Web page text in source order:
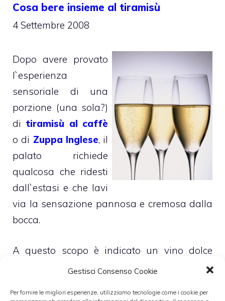
Gestisci Consenso Cookie
Per fornire le migliori esperienze, utilizziamo tecnologie come i cookie per
Cosa bere insieme al tiramisù
4 Settembre 2008
Dopo avere provato
l`esperienza
sensoriale di una
porzione (una sola?)
di tiramisù al caffè
o di Zuppa Inglese, il
palato richiede
qualcosa che ridesti
dall`estasi e che lavi
via la sensazione pannosa e cremosa dalla
bocca.
A questo scopo è indicato un vino dolce
frizzante come il
Moscato d`Asti Spumante,
Moscato bianco delle province di Asti,